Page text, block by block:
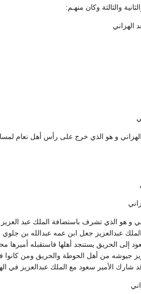
والثالثة وكان منهـم:
و هو الذي تشرف باستضافة الملك عبد
عبدالعزيز جعل ابن عمه عبدالله بن
الحريق يستنجد أهلها فاستقبله أميرها
جيوشه من أهل الحوطة والحريق ومن كانوا
الأمير سعود مع الملك عبدالعزيز في